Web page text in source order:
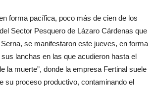
forma pacífica, poco más de cien de los
Sector Pesquero de Lázaro Cárdenas que
se manifestaron este jueves, en forma
lanchas en las que acudieron hasta el
la muerte”, donde la empresa Fertinal suele
su proceso productivo, contaminando el